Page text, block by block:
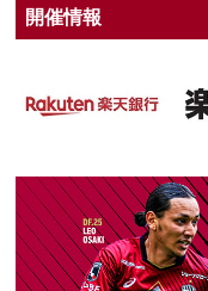
開催情報